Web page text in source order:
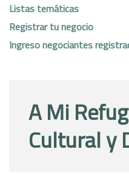
Listas temáticas
Registrar tu negocio
Ingreso negociantes
A Mi
Cultural y